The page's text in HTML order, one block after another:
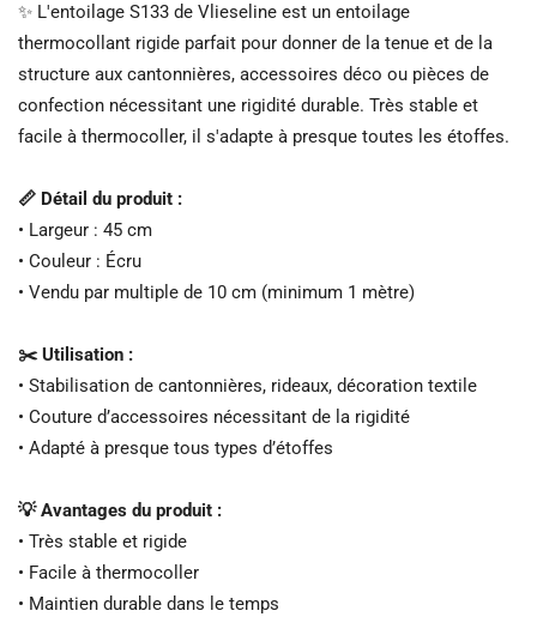
✨ L'entoilage S133 de Vlieseline est un entoilage
thermocollant rigide parfait pour donner de la tenue et de la
structure aux cantonnières, accessoires déco ou pièces de
confection nécessitant une rigidité durable. Très stable et
facile à thermocoller, il s'adapte à presque toutes les étoffes.
📏 Détail du produit :
• Largeur : 45 cm
• Couleur : Écru
• Vendu par multiple de 10 cm (minimum 1 mètre)
✂️ Utilisation :
• Stabilisation de cantonnières, rideaux, décoration textile
• Couture d’accessoires nécessitant de la rigidité
• Adapté à presque tous types d’étoffes
💡 Avantages du produit :
• Très stable et rigide
• Facile à thermocoller
• Maintien durable dans le temps